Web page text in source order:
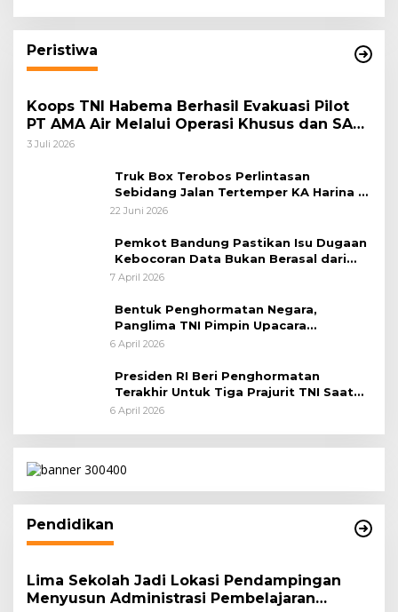
Peristiwa
Koops TNI Habema Berhasil Evakuasi Pilot
PT AMA Air Melalui Operasi Khusus dan SAR
Taktis
3 Juli 2026
Truk Box Terobos Perlintasan
Sebidang Jalan Tertemper KA Harina di
Jalan Stasiun Poncol-Jrakah Semarang
22 Juni 2026
Pemkot Bandung Pastikan Isu Dugaan
Kebocoran Data Bukan Berasal dari
Server Disdukcapil
7 April 2026
Bentuk Penghormatan Negara,
Panglima TNI Pimpin Upacara
Pemakaman Militer
6 April 2026
Presiden RI Beri Penghormatan
Terakhir Untuk Tiga Prajurit TNI Saat
Persemayaman di Bandara Soekarno-
6 April 2026
Pendidikan
Lima Sekolah Jadi Lokasi Pendampingan
Menyusun Administrasi Pembelajaran